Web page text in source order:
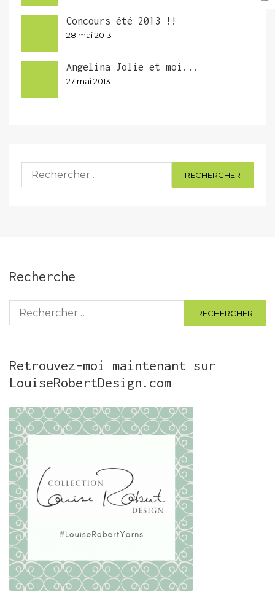
Concours été 2013 !!
28 mai 2013
Angelina Jolie et moi...
27 mai 2013
Rechercher :
Recherche
Rechercher :
Retrouvez-moi maintenant sur
LouiseRobertDesign.com